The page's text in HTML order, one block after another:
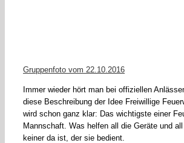
Gruppenfoto vom 22.10.2016
Immer wieder hört man bei offiziellen
diese Beschreibung der Idee Freiwillige
wird schon ganz klar: Das wichtigste einer
Mannschaft. Was helfen all die Geräte und
keiner da ist, der sie bedient.